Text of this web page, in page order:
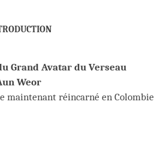
Grand Avatar du Verseau
Weor
maintenant réincarné en Colombie